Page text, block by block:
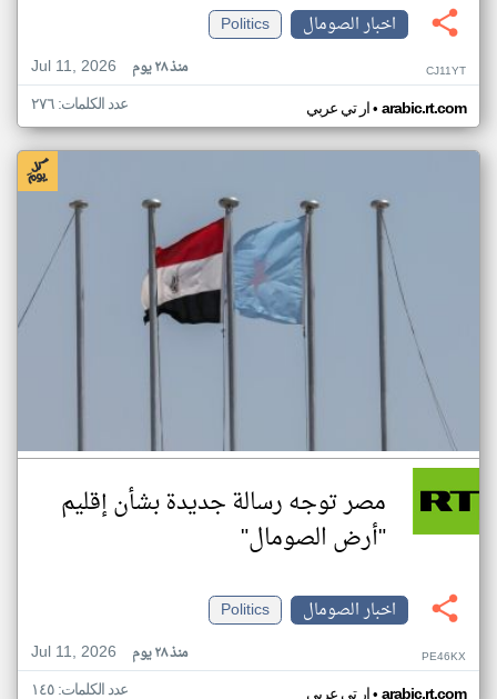
اخبار الصومال
Politics
Jul 11, 2026
منذ ٢٨ يوم CJ11YT
ار تي عربي• arabic.rt.com عدد الكلمات: ٢٧٦
مصر توجه رسالة جديدة بشأن إقليم
"أرض الصومال"
اخبار الصومال
Politics
Jul 11, 2026
منذ ٢٨ يوم PE46KX
ار تي عربي arabic.rt.com عدد الكلمات: ١٤٥